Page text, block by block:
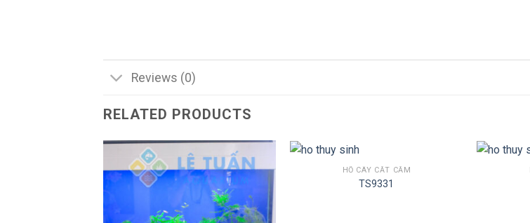
Reviews (0)
RELATED PRODUCTS
HỒ CÂY CẮT CẮM
TS9331